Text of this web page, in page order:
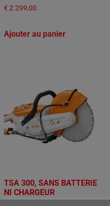
€ 2.299,00
Ajouter au panier
TSA 300, SANS BATTERIE
NI CHARGEUR